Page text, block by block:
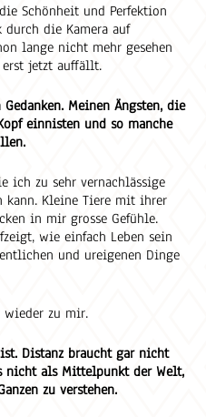
Schönheit und Perfektion
die Kamera auf
lange nicht mehr gesehen
jetzt auffällt.
Meinen Ängsten, die
einnisten und so manche
ich zu sehr vernachlässige
Kleine Tiere mit ihrer
in mir grosse Gefühle.
wie einfach Leben sein
und ureigenen Dinge
zu mir.
Distanz braucht gar nicht
nicht als Mittelpunkt der Welt,
zu verstehen.